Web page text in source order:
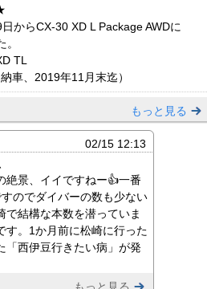
からCX-30 XD L Package AWDに
TL
車、2019年11月末迄）
もっと見る
02/15 12:13
絶景、イイですねー👍一番
のでダイバーの数も少ない
で結構な本数を潜っていま
す。1か月前に松崎に行った
「西伊豆行きたい病」が発